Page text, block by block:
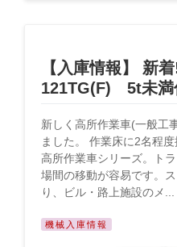
【入庫情報】 新
121TG(F) 5t未満
新しく高所作業車(一般工
ました。 作業床に2名程
高所作業車シリーズ。ト
場間の移動が容易です。
り、ビル・路上施設のメ...
機械入庫情報